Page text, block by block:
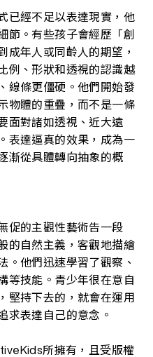
已經不足以表達現實，他
節。有些孩子會經歷「創
成年人或同齡人的期望，
例、形狀和透視的認識越
線條更僵硬。他們開始發
物體的重疊，而不是一條
面對諸如透視、近大遠
表達逼真的效果，成為一
漸從具體轉向抽象的概
促的主觀性藝術告一段
的自然主義，客觀地描繪
。他們迅速學習了觀察、
等技能。青少年很在意自
堅持下去的，就會在運用
求表達自己的意念。
所擁有，且受版權